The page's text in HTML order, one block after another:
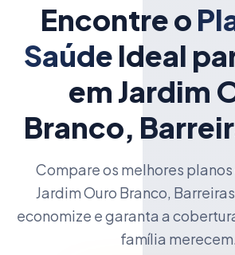
Encontre o
Saúde Ideal
em Jardim
Branco,
Compare os melhores
Jardim Ouro Branco,
economize e garanta a
família merecem.